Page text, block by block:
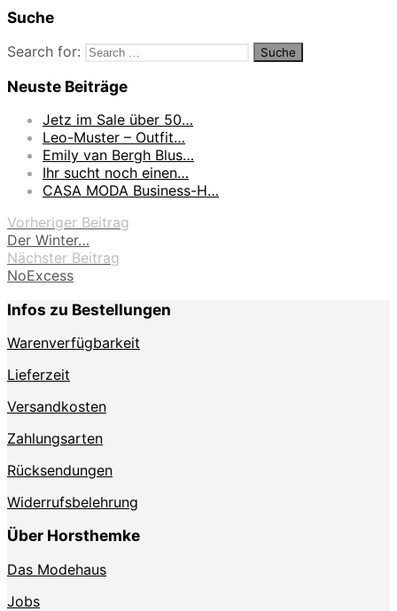
Suche
Search for:
Neuste Beiträge
Jetz im Sale über 50…
Leo-Muster – Outfit…
Emily van Bergh Blus…
Ihr sucht noch einen…
CASA MODA Business-H…
Vorheriger Beitrag
Der Winter…
Nächster Beitrag
NoExcess
Infos zu Bestellungen
Warenverfügbarkeit
Lieferzeit
Versandkosten
Zahlungsarten
Rücksendungen
Widerrufsbelehrung
Über Horsthemke
Das Modehaus
Jobs